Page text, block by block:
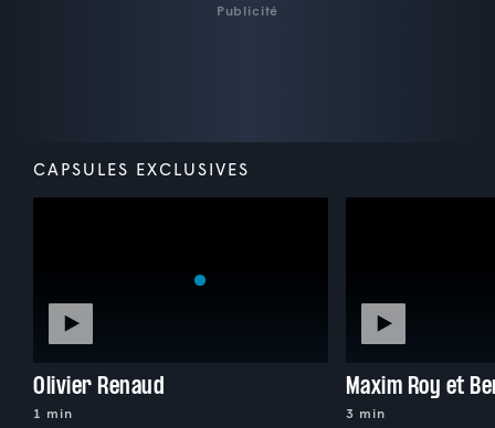
Publicité
CAPSULES EXCLUSIVES
Olivier Renaud
1 min
Maxim Roy et
3 min